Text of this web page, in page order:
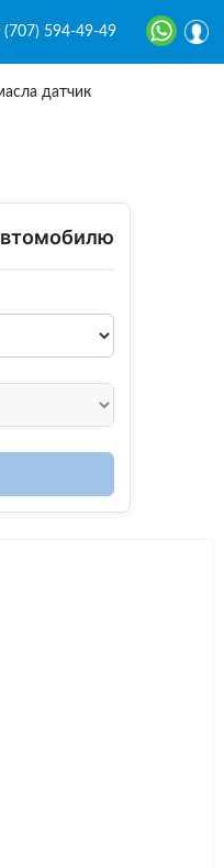
(707) 594-49-49
датчик